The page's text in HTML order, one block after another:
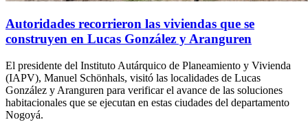
Autoridades recorrieron las viviendas que se
construyen en Lucas González y Aranguren
El presidente del Instituto Autárquico de Planeamiento y Vivienda
(IAPV), Manuel Schönhals, visitó las localidades de Lucas
González y Aranguren para verificar el avance de las soluciones
habitacionales que se ejecutan en estas ciudades del departamento
Nogoyá.